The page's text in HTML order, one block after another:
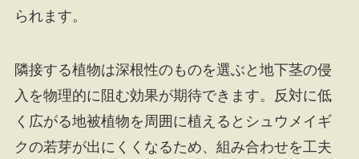
られます。
隣接する植物は深根性のものを選ぶと地下茎の侵
入を物理的に阻む効果が期待できます。反対に低
く広がる地被植物を周囲に植えるとシュウメイギ
クの若芽が出にくくなるため、組み合わせを工夫